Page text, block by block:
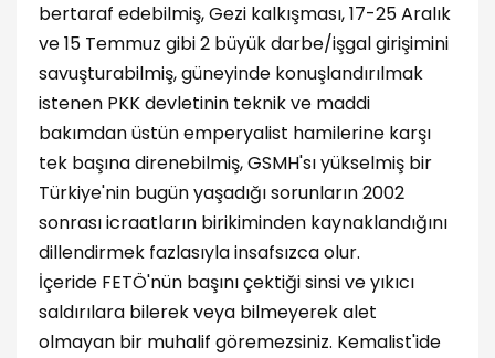
bertaraf edebilmiş, Gezi kalkışması, 17-25 Aralık
ve 15 Temmuz gibi 2 büyük darbe/işgal girişimini
savuşturabilmiş, güneyinde konuşlandırılmak
istenen PKK devletinin teknik ve maddi
bakımdan üstün emperyalist hamilerine karşı
tek başına direnebilmiş, GSMH'sı yükselmiş bir
Türkiye'nin bugün yaşadığı sorunların 2002
sonrası icraatların birikiminden kaynaklandığını
dillendirmek fazlasıyla insafsızca olur.
İçeride FETÖ'nün başını çektiği sinsi ve yıkıcı
saldırılara bilerek veya bilmeyerek alet
olmayan bir muhalif göremezsiniz. Kemalist'ide